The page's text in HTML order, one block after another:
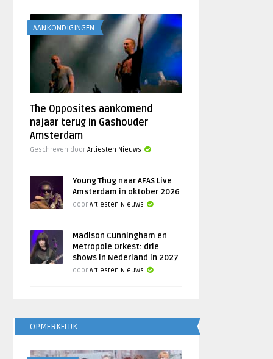
AANKONDIGINGEN
The Opposites aankomend
najaar terug in Gashouder
Amsterdam
Geschreven doorArtiesten Nieuws
Young Thug naar AFAS Live
Amsterdam in oktober 2026
doorArtiesten Nieuws
Madison Cunningham en
Metropole Orkest: drie
shows in Nederland in 2027
doorArtiesten Nieuws
OPMERKELIJK